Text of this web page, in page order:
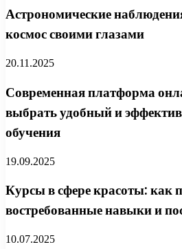
Астрономические
космос своими глазами
20.11.2025
Современная платформа
выбрать удобный и
обучения
19.09.2025
Курсы в сфере красоты: как
востребованные навыки и
10.07.2025